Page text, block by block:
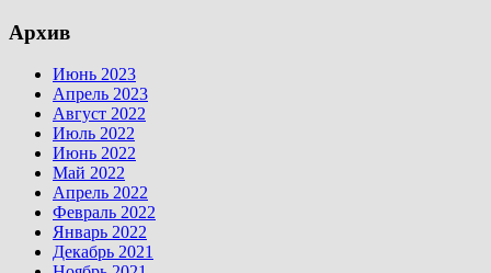
Архив
Июнь 2023
Апрель 2023
Август 2022
Июль 2022
Июнь 2022
Май 2022
Апрель 2022
Февраль 2022
Январь 2022
Декабрь 2021